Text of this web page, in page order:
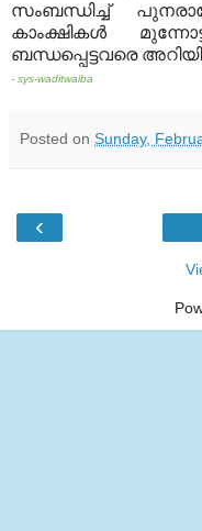
സംബന്ധിച്ച്
കാംക്ഷികള്‍
ബന്ധപ്പെട്ടവരെ
- sys-waditwaiba
Posted on Sunday,
‹